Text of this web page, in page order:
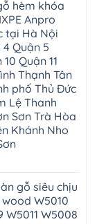
hèm khóa
Anpro
tại Hà Nội
4 Quận 5
Quận 11
Thạnh Tân
phố Thủ Đức
Lệ Thanh
Sơn Trà Hòa
Khánh Nho
gỗ siêu chịu
W5010
W5011 W5008